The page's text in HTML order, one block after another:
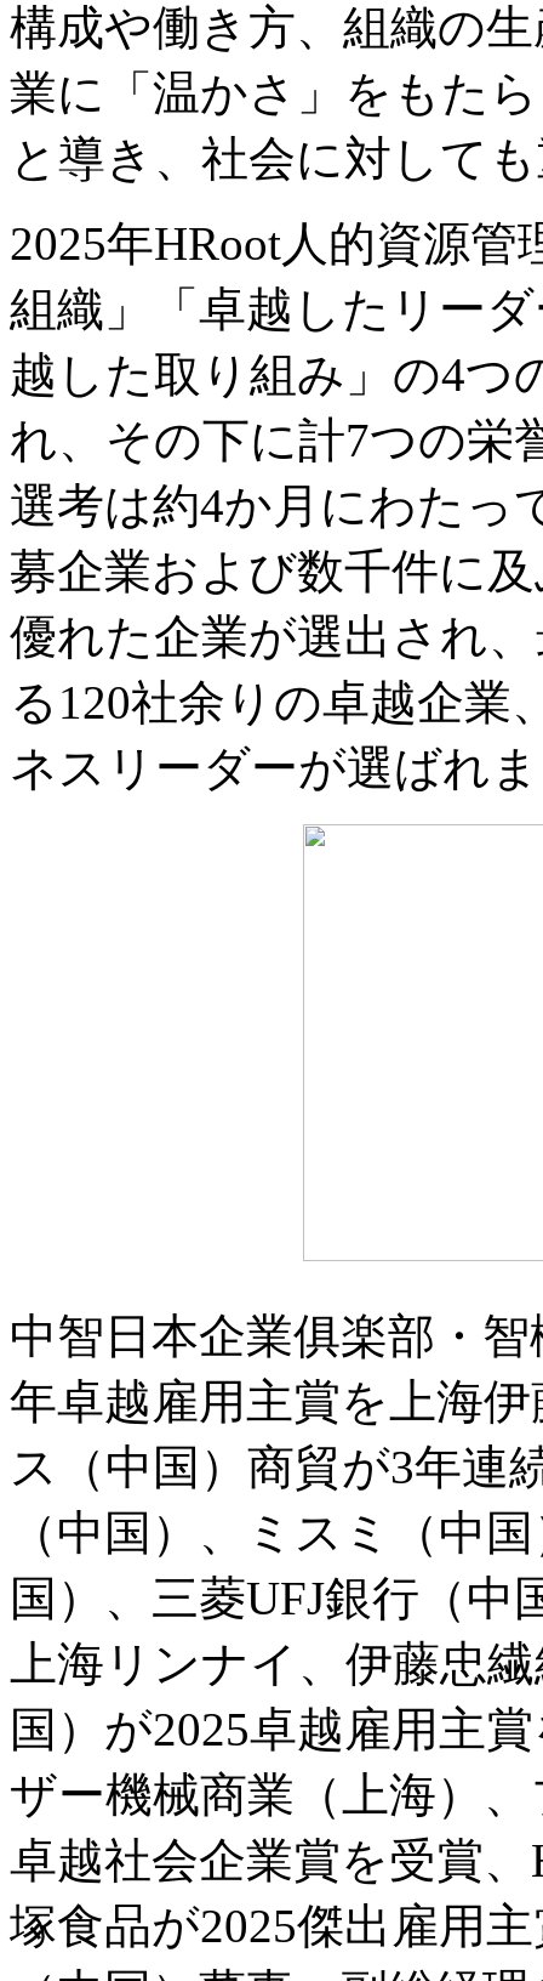
構成や働き方、組織の
業に「温かさ」をもた
と導き、社会に対して
2025年HRoot人的資源
組織」「卓越したリー
越した取り組み」の4つ
れ、その下に計7つの栄
選考は約4か月にわたっ
募企業および数千件に
優れた企業が選出され
る120社余りの卓越企業
ネスリーダーが選ばれ
中智日本企業俱楽部・
年卓越雇用主賞を上海
ス（中国）商貿が3年連
（中国）、ミスミ（中
国）、三菱UFJ銀行（
上海リンナイ、伊藤忠
国）が2025卓越雇用主
ザー機械商業（上海）
卓越社会企業賞を受賞
塚食品が2025傑出雇用